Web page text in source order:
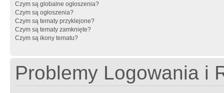
Czym są globalne ogłoszenia?
Czym są ogłoszenia?
Czym są tematy przyklejone?
Czym są tematy zamknięte?
Czym są ikony tematu?
Problemy Logowania i